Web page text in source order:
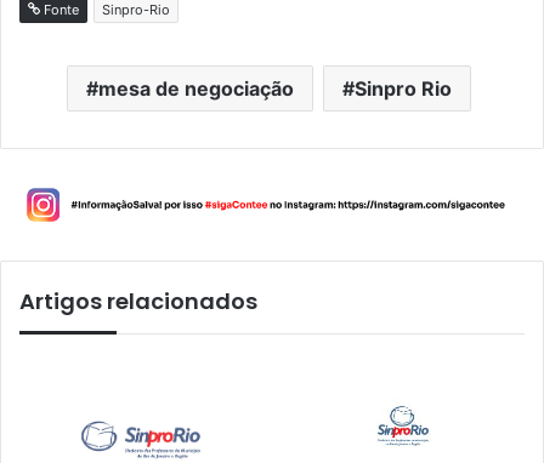
Fonte Sinpro-Rio
mesa de negociação Sinpro Rio
Artigos relacionados